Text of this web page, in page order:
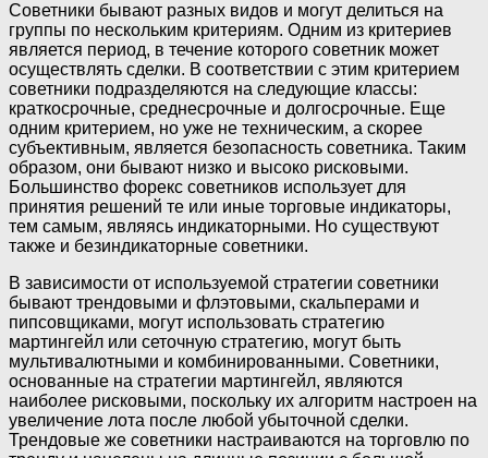
Советники бывают разных видов и могут делиться на
группы по нескольким критериям. Одним из критериев
является период, в течение которого советник может
осуществлять сделки. В соответствии с этим критерием
советники подразделяются на следующие классы:
краткосрочные, среднесрочные и долгосрочные. Еще
одним критерием, но уже не техническим, а скорее
субъективным, является безопасность советника. Таким
образом, они бывают низко и высоко рисковыми.
Большинство форекс советников использует для
принятия решений те или иные торговые индикаторы,
тем самым, являясь индикаторными. Но существуют
также и безиндикаторные советники.
В зависимости от используемой стратегии советники
бывают трендовыми и флэтовыми, скальперами и
пипсовщиками, могут использовать стратегию
мартингейл или сеточную стратегию, могут быть
мультивалютными и комбинированными. Советники,
основанные на стратегии мартингейл, являются
наиболее рисковыми, поскольку их алгоритм настроен на
увеличение лота после любой убыточной сделки.
Трендовые же советники настраиваются на торговлю по